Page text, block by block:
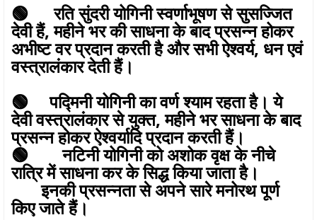
🟢 रति सुंदरी योगिनी स्वर्णाभूषण से सुसज्जित
देवी हैं, महीने भर की साधना के बाद प्रसन्न होकर
अभीष्ट वर प्रदान करती है और सभी ऐश्वर्य, धन एवं
वस्त्रालंकार देती हैं।
🟢 पद्मिनी योगिनी का वर्ण श्याम रहता है। ये
देवी वस्त्रालंकार से युक्त, महीने भर साधना के बाद
प्रसन्न होकर ऐश्वर्यादि प्रदान करती हैं।
🟢 नटिनी योगिनी को अशोक वृक्ष के नीचे
रात्रि में साधना कर के सिद्ध किया जाता है।
इनकी प्रसन्नता से अपने सारे मनोरथ पूर्ण
किए जाते हैं।